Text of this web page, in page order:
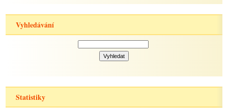
Vyhledávání
Statistiky